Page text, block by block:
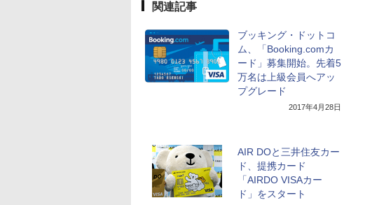
関連記事
ブッキング・ドットコ
ム、「Booking.comカ
ード」募集開始。先着5
万名は上級会員へアッ
プグレード
2017年4月28日
AIR DOと三井住友カー
ド、提携カード
「AIRDO VISAカー
ド」をスタート